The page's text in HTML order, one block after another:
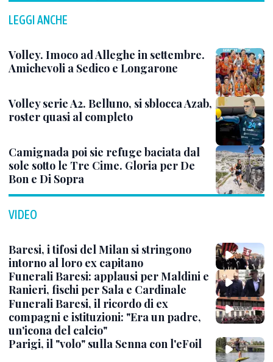
LEGGI ANCHE
Volley. Imoco ad Alleghe in settembre.
Amichevoli a Sedico e Longarone
Volley serie A2. Belluno, si sblocca Azab,
roster quasi al completo
Camignada poi sie refuge baciata dal
sole sotto le Tre Cime. Gloria per De
Bon e Di Sopra
VIDEO
Baresi, i tifosi del Milan si stringono
intorno al loro ex capitano
Funerali Baresi: applausi per Maldini e
Ranieri, fischi per Sala e Cardinale
Funerali Baresi, il ricordo di ex
compagni e istituzioni: "Era un padre,
un'icona del calcio"
Parigi, il "volo" sulla Senna con l'eFoil